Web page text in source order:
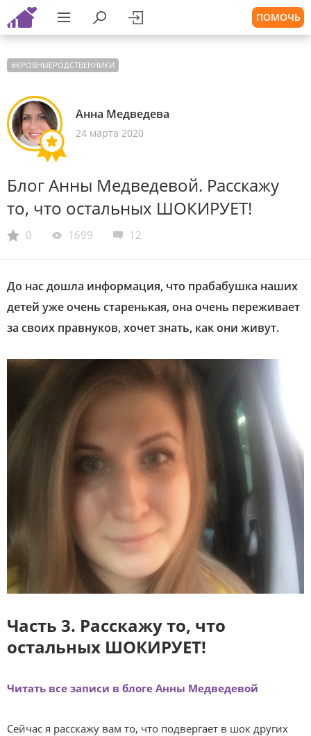
ПОМОЧЬ
#КРОВНЫЕРОДСТВЕННИКИ
Анна Медведева
24 марта 2020
Блог Анны Медведевой. Расскажу
то, что остальных ШОКИРУЕТ!
0 1699 12
До нас дошла информация, что прабабушка наших
детей уже очень старенькая, она очень переживает
за своих правнуков, хочет знать, как они живут.
Часть 3. Расскажу то, что
остальных ШОКИРУЕТ!
Читать все записи в блоге Анны Медведевой
Сейчас я расскажу вам то, что подвергает в шок других